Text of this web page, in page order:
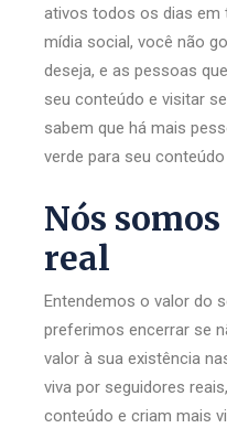
ativos todos os dias em
mídia social, você não
deseja, e as pessoas
seu conteúdo e visitar
sabem que há mais
verde para seu
Nós
real
Entendemos o valor do
preferimos encerrar se
valor à sua existência
viva por seguidores
conteúdo e criam mais